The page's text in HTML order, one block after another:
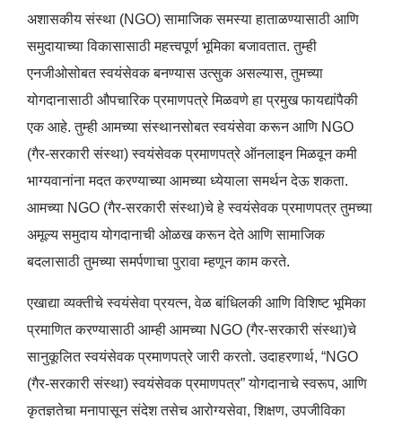
अशासकीय संस्था (NGO) सामाजिक समस्या हाताळण्यासाठी आणि
समुदायाच्या विकासासाठी महत्त्वपूर्ण भूमिका बजावतात. तुम्ही
एनजीओसोबत स्वयंसेवक बनण्यास उत्सुक असल्यास, तुमच्या
योगदानासाठी औपचारिक प्रमाणपत्रे मिळवणे हा प्रमुख फायद्यांपैकी
एक आहे. तुम्ही आमच्या संस्थानसोबत स्वयंसेवा करून आणि NGO
(गैर-सरकारी संस्था) स्वयंसेवक प्रमाणपत्रे ऑनलाइन मिळवून कमी
भाग्यवानांना मदत करण्याच्या आमच्या ध्येयाला समर्थन देऊ शकता.
आमच्या NGO (गैर-सरकारी संस्था)चे हे स्वयंसेवक प्रमाणपत्र तुमच्या
अमूल्य समुदाय योगदानाची ओळख करून देते आणि सामाजिक
बदलासाठी तुमच्या समर्पणाचा पुरावा म्हणून काम करते.
एखाद्या व्यक्तीचे स्वयंसेवा प्रयत्न, वेळ बांधिलकी आणि विशिष्ट भूमिका
प्रमाणित करण्यासाठी आम्ही आमच्या NGO (गैर-सरकारी संस्था)चे
सानुकूलित स्वयंसेवक प्रमाणपत्रे जारी करतो. उदाहरणार्थ, “NGO
(गैर-सरकारी संस्था) स्वयंसेवक प्रमाणपत्र” योगदानाचे स्वरूप, आणि
कृतज्ञतेचा मनापासून संदेश तसेच आरोग्यसेवा, शिक्षण, उपजीविका